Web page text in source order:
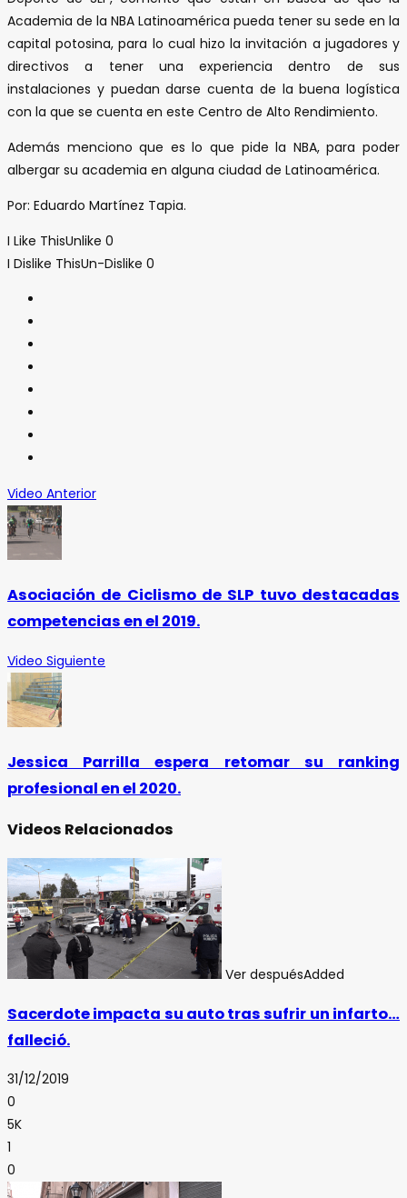
Academia de la NBA Latinoamérica pueda tener su sede en la
capital potosina, para lo cual hizo la invitación a jugadores y
directivos a tener una experiencia dentro de sus
instalaciones y puedan darse cuenta de la buena logística
con la que se cuenta en este Centro de Alto Rendimiento.
Además menciono que es lo que pide la NBA, para poder
albergar su academia en alguna ciudad de Latinoamérica.
Por: Eduardo Martínez Tapia.
I Like ThisUnlike 0
I Dislike ThisUn-Dislike 0
Video Anterior
Asociación de Ciclismo de SLP tuvo destacadas
competencias en el 2019.
Video Siguiente
Jessica Parrilla espera retomar su ranking
profesional en el 2020.
Videos Relacionados
Ver despuésAdded
Sacerdote impacta su auto tras sufrir un infarto…
falleció.
31/12/2019
0
5K
1
0